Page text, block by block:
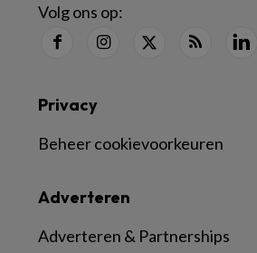
Volg ons op:
Adverteren
Adverteren & Partnerships
Privacy
Beheer cookievoorkeuren